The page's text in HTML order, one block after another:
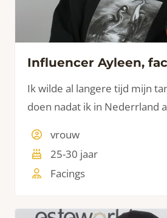
Ik wilde al langere tijd mijn
doen nadat ik in Nederrland
al gedaan maar dat kon nog
onderkant was helemaal nog
vrouw
25-30 jaar
Facings